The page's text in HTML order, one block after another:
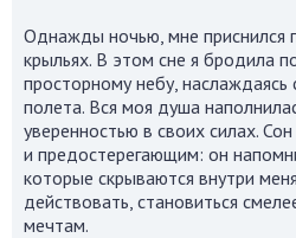
Однажды ночью, мне приснился
крыльях. В этом сне я бродила
просторному небу, наслаждаясь
полета. Вся моя душа
уверенностью в своих силах.
и предостерегающим: он
которые скрываются внутри
действовать, становиться
мечтам.